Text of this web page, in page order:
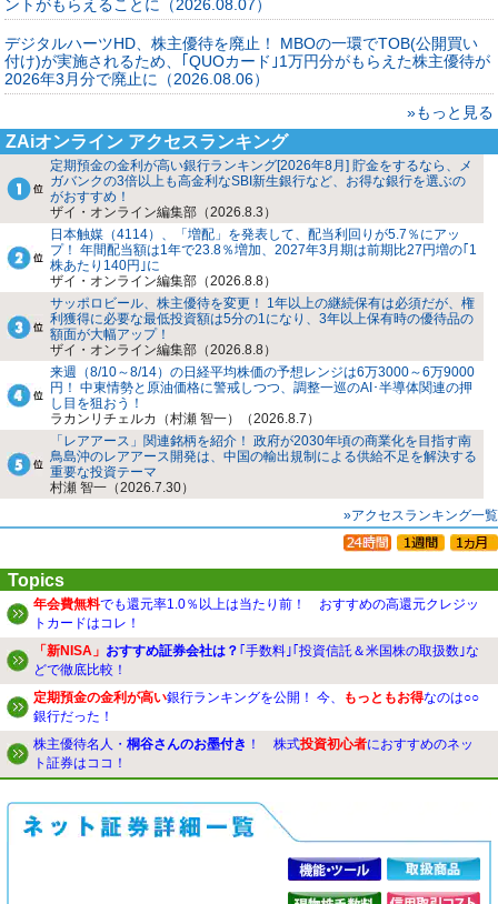
ントがもらえることに（2026.08.07）
デジタルハーツHD、株主優待を廃止！ MBOの一環でTOB(公開買い
付け)が実施されるため、｢QUOカード｣1万円分がもらえた株主優待が
2026年3月分で廃止に（2026.08.06）
»もっと見る
ZAiオンライン アクセスランキング
定期預金の金利が高い銀行ランキング[2026年8月] 貯金をするなら、メ
ガバンクの3倍以上も高金利なSBI新生銀行など、お得な銀行を選ぶの
がおすすめ！
ザイ・オンライン編集部（2026.8.3）
日本触媒（4114）、「増配」を発表して、配当利回りが5.7％にアッ
プ！ 年間配当額は1年で23.8％増加、2027年3月期は前期比27円増の｢1
株あたり140円｣に
ザイ・オンライン編集部（2026.8.8）
サッポロビール、株主優待を変更！ 1年以上の継続保有は必須だが、権
利獲得に必要な最低投資額は5分の1になり、3年以上保有時の優待品の
額面が大幅アップ！
ザイ・オンライン編集部（2026.8.8）
来週（8/10～8/14）の日経平均株価の予想レンジは6万3000～6万9000
円！ 中東情勢と原油価格に警戒しつつ、調整一巡のAI･半導体関連の押
し目を狙おう！
ラカンリチェルカ（村瀬 智一）（2026.8.7）
「レアアース」関連銘柄を紹介！ 政府が2030年頃の商業化を目指す南
鳥島沖のレアアース開発は、中国の輸出規制による供給不足を解決する
重要な投資テーマ
村瀬 智一（2026.7.30）
»アクセスランキング一覧
Topics
年会費無料でも還元率1.0％以上は当たり前！ おすすめの高還元クレジッ
トカードはコレ！
「新NISA」 おすすめ証券会社は？ ｢手数料｣｢投資信託＆米国株の取扱数｣な
どで徹底比較！
定期預金の金利が高い銀行ランキングを公開！ 今、 もっともお得なのは○○
銀行だった！
株主優待名人・ 桐谷さんのお墨付き ！ 株式投資初心者におすすめのネッ
ト証券はココ！